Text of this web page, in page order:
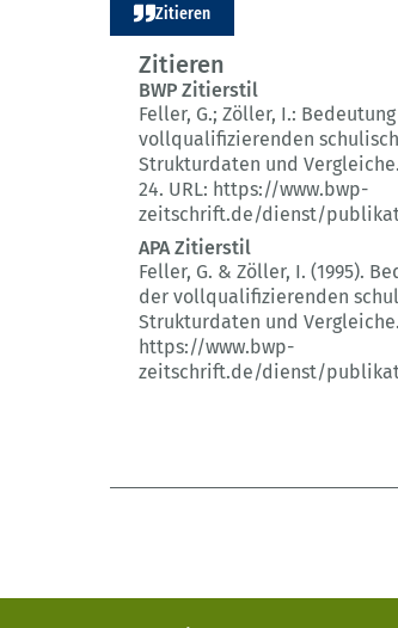
Zitieren
Zitieren
BWP Zitierstil
Feller, G.; Zöller, I.:
vollqualifizierenden
Strukturdaten und Vergleiche.
24. URL: https://www.bwp-
zeitschrift.de/dienst/
APA Zitierstil
Feller, G. & Zöller, I. (1995).
der vollqualifizierenden
Strukturdaten und Vergleiche.
https://www.bwp-
zeitschrift.de/dienst/